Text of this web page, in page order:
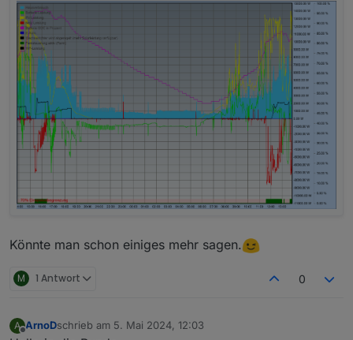
Könnte man schon einiges mehr sagen.
M 1 Antwort 0
A
Offline
ArnoDschrieb am 5. Mai 2024, 12:03
zuletzt editiert von